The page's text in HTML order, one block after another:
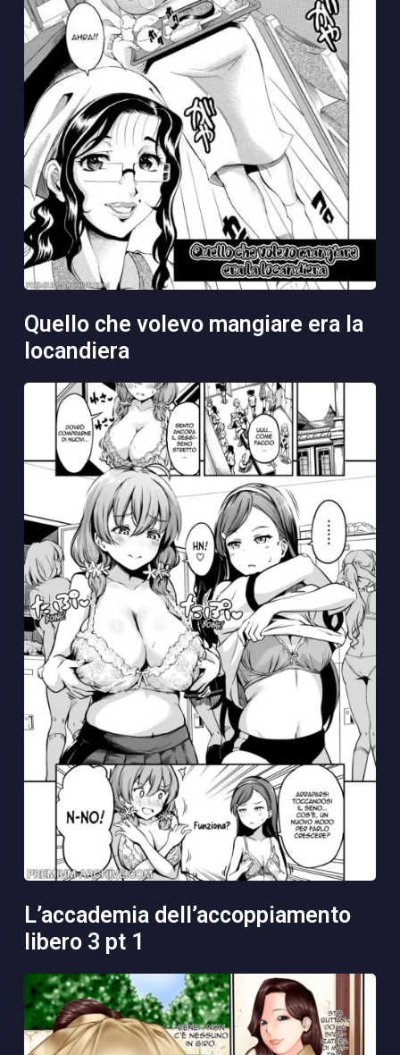
quello che volevo mangiare era la
locandiera
l’accademia dell’accoppiamento
libero 3 pt 1